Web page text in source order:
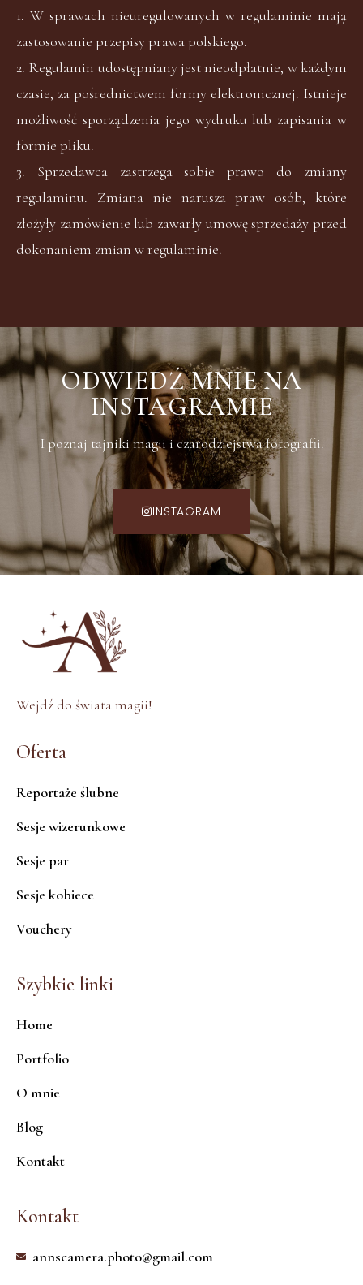
1. W sprawach nieuregulowanych w regulaminie mają
zastosowanie przepisy prawa polskiego.
2. Regulamin udostępniany jest nieodpłatnie, w każdym
czasie, za pośrednictwem formy elektronicznej. Istnieje
możliwość sporządzenia jego wydruku lub zapisania w
formie pliku.
3. Sprzedawca zastrzega sobie prawo do zmiany
regulaminu. Zmiana nie narusza praw osób, które
złożyły zamówienie lub zawarły umowę sprzedaży przed
dokonaniem zmian w regulaminie.
ODWIEDŹ MNIE NA
INSTAGRAMIE
I poznaj tajniki magii i czarodziejstwa fotografii.
INSTAGRAM
Wejdź do świata magii!
Oferta
Reportaże ślubne
Sesje wizerunkowe
Sesje par
Sesje kobiece
Vouchery
Szybkie linki
Home
Portfolio
O mnie
Blog
Kontakt
Kontakt
annscamera.photo@gmail.com